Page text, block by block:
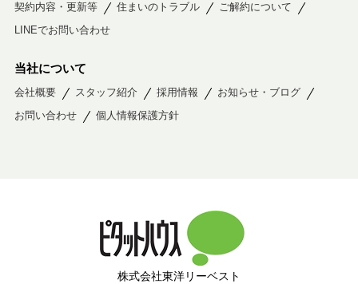
契約内容・更新等 住まいのトラブル
ご解約について
LINEでお問い合わせ
当社について
会社概要 スタッフ紹介 採用情報
お知らせ・ブログ
お問い合わせ
個人情報保護方針
株式会社東洋リーベスト